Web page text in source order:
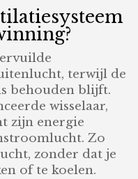
terwijl de
behouden blijft.
wisselaar,
zijn energie
Zo
zonder dat je
of te koelen.